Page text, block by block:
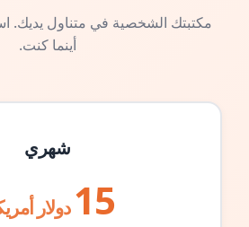
مكتبتك الشخصية في متناول يديك.
أينما كنت.
شهري
15 دولار